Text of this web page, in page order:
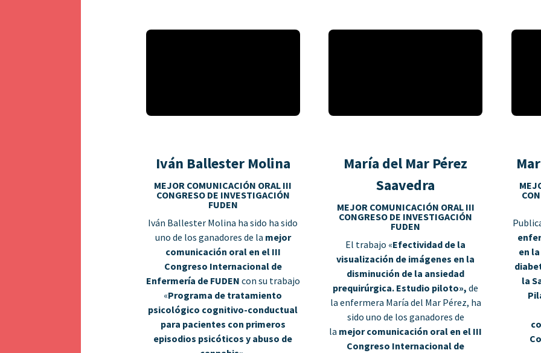
Iván Ballester Molina
MEJOR COMUNICACIÓN ORAL III
CONGRESO DE INVESTIGACIÓN
FUDEN
Iván Ballester Molina ha sido ha sido
uno de los ganadores de la mejor
comunicación oral en el III
Congreso Internacional de
Enfermería de FUDEN con su trabajo
«Programa de tratamiento
psicológico cognitivo-conductual
para pacientes con primeros
episodios psicóticos y abuso de
María del Mar Pérez
Saavedra
MEJOR COMUNICACIÓN ORAL III
CONGRESO DE INVESTIGACIÓN
FUDEN
El trabajo «Efectividad de la
visualización de imágenes en la
disminución de la ansiedad
prequirúrgica. Estudio piloto»,de
la enfermera María del Mar Pérez, ha
sido uno de los ganadores de
la mejor comunicación oral en el III
Congreso Internacional de
en
la